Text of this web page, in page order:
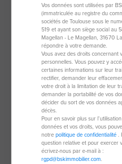
Appartement de
34280 La Grande-Motte
2 pièces
1 chambre
Vos données sont utilisées par
(immatriculée au registre du
sociétés de Toulouse sous le
519 et ayant son siège social au
Magellan - Le Magellan, 31670
répondre à votre demande.
Vous avez des droits concernant
personnelles. Vous pouvez y
certaines informations sur leur
rectifier, demander leur
votre droit à la limitation de leur
demander la portabilité de vos
décider du sort de vos données
décès.
Pour en savoir plus sur
données et vos droits, vous
notrepolitique de confidentialité.
question relative et pour exercer
écrivez-nous par e-mail à :
rgpd@bskimmobilier.com.